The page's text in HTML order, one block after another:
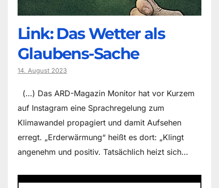
Link: Das Wetter als
Glaubens-Sache
14. August 2023
(…) Das ARD-Magazin Monitor hat vor Kurzem
auf Instagram eine Sprachregelung zum
Klimawandel propagiert und damit Aufsehen
erregt. „Erderwärmung“ heißt es dort: „Klingt
angenehm und positiv. Tatsächlich heizt sich…